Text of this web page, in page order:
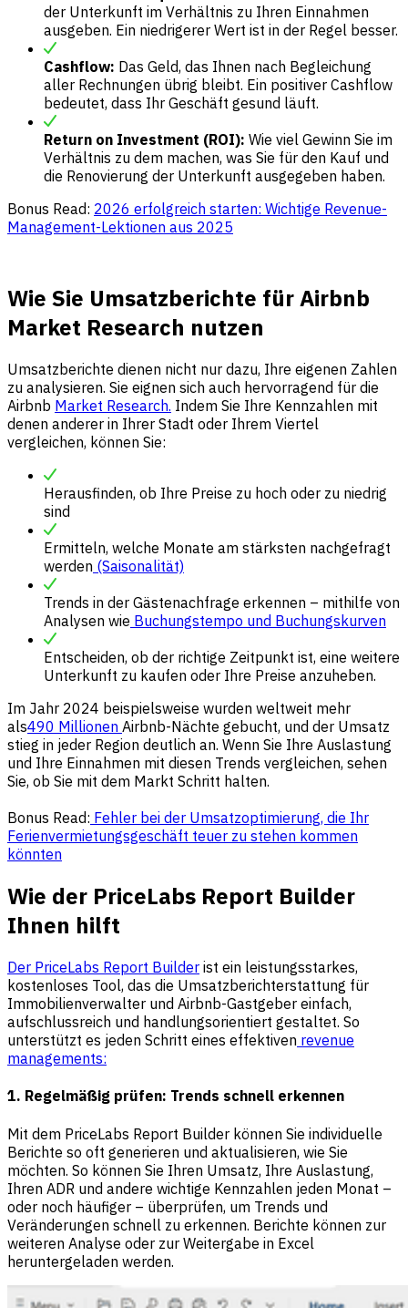
der Unterkunft im Verhältnis zu Ihren Einnahmen
ausgeben. Ein niedrigerer Wert ist in der Regel besser.
Cashflow: Das Geld, das Ihnen nach Begleichung
aller Rechnungen übrig bleibt. Ein positiver Cashflow
bedeutet, dass Ihr Geschäft gesund läuft.
Return on Investment (ROI): Wie viel Gewinn Sie im
Verhältnis zu dem machen, was Sie für den Kauf und
die Renovierung der Unterkunft ausgegeben haben.
Bonus Read: 2026 erfolgreich starten: Wichtige Revenue-
Management-Lektionen aus 2025
Wie Sie Umsatzberichte für Airbnb
Market Research nutzen
Umsatzberichte dienen nicht nur dazu, Ihre eigenen Zahlen
zu analysieren. Sie eignen sich auch hervorragend für die
Airbnb Market Research. Indem Sie Ihre Kennzahlen mit
denen anderer in Ihrer Stadt oder Ihrem Viertel
vergleichen, können Sie:
Herausfinden, ob Ihre Preise zu hoch oder zu niedrig
sind
Ermitteln, welche Monate am stärksten nachgefragt
werden (Saisonalität)
Trends in der Gästenachfrage erkennen – mithilfe von
Analysen wie Buchungstempo und Buchungskurven
Entscheiden, ob der richtige Zeitpunkt ist, eine weitere
Unterkunft zu kaufen oder Ihre Preise anzuheben.
Im Jahr 2024 beispielsweise wurden weltweit mehr
als490 Millionen Airbnb-Nächte gebucht, und der Umsatz
stieg in jeder Region deutlich an. Wenn Sie Ihre Auslastung
und Ihre Einnahmen mit diesen Trends vergleichen, sehen
Sie, ob Sie mit dem Markt Schritt halten.
Bonus Read: Fehler bei der Umsatzoptimierung, die Ihr
Ferienvermietungsgeschäft teuer zu stehen kommen
könnten
Wie der PriceLabs Report Builder
Ihnen hilft
Der PriceLabs Report Builder ist ein leistungsstarkes,
kostenloses Tool, das die Umsatzberichterstattung für
Immobilienverwalter und Airbnb-Gastgeber einfach,
aufschlussreich und handlungsorientiert gestaltet. So
unterstützt es jeden Schritt eines effektiven revenue
managements:
1. Regelmäßig prüfen: Trends schnell erkennen
Mit dem PriceLabs Report Builder können Sie individuelle
Berichte so oft generieren und aktualisieren, wie Sie
möchten. So können Sie Ihren Umsatz, Ihre Auslastung,
Ihren ADR und andere wichtige Kennzahlen jeden Monat –
oder noch häufiger – überprüfen, um Trends und
Veränderungen schnell zu erkennen. Berichte können zur
weiteren Analyse oder zur Weitergabe in Excel
heruntergeladen werden.